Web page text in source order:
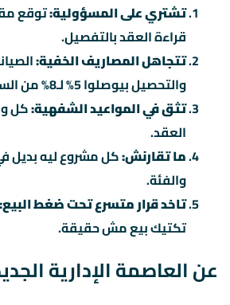
تشتري على المسؤولية:توقع
قراءة العقد بالتفصيل.
تتجاهل المصاريف الخفية:
والتحصيل بيوصلوا 5% لـ8% من السعر سنوياً.
تثق في المواعيد الشفهية:كل
العقد.
ما تقارنش:كل مشروع ليه بديل
والفئة.
تاخد قرار متسرع تحت ضغط البيع:
تكتيك بيع مش حقيقة.
عن العاصمة الإدارية